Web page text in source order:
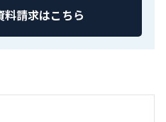
請求はこちら